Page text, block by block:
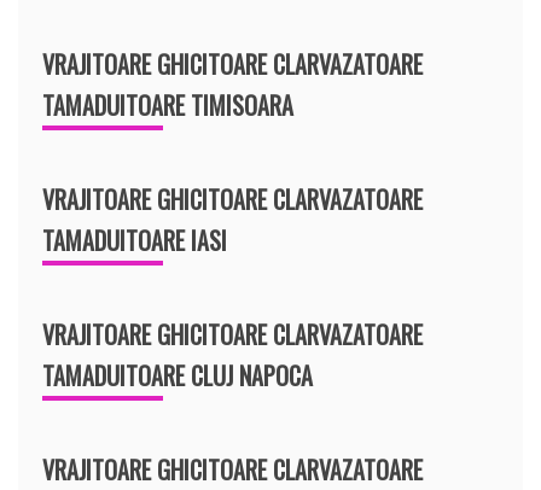
VRAJITOARE GHICITOARE CLARVAZATOARE
TAMADUITOARE TIMISOARA
VRAJITOARE GHICITOARE CLARVAZATOARE
TAMADUITOARE IASI
VRAJITOARE GHICITOARE CLARVAZATOARE
TAMADUITOARE CLUJ NAPOCA
VRAJITOARE GHICITOARE CLARVAZATOARE